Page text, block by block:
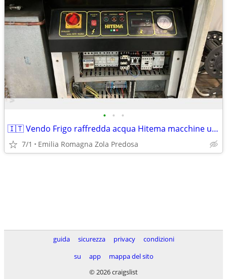
• • •
🇮🇹 Vendo Frigo raffredda acqua Hitema macchine utensi
7/1 Emilia Romagna Zola Predosa
guida sicurezza privacy
condizioni
su
app
mappa del sito
© 2026 craigslist